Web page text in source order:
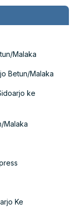
Malaka
Betun/Malaka
ke
Malaka
Ke